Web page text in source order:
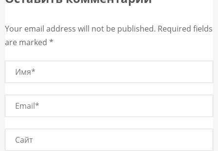
Your email address will not be published. Required fields
are marked *